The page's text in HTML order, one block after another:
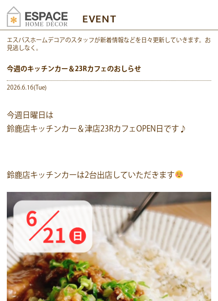
EVENT
エスパスホームデコアのスタッフが新着情報などを日々更新していきます。お
見逃しなく。
今週のキッチンカー＆23Rカフェのおしらせ
2026.6.16(Tue)
今週日曜日は
鈴鹿店キッチンカー＆津店23RカフェOPEN日です♪
鈴鹿店キッチンカーは2台出店していただきます